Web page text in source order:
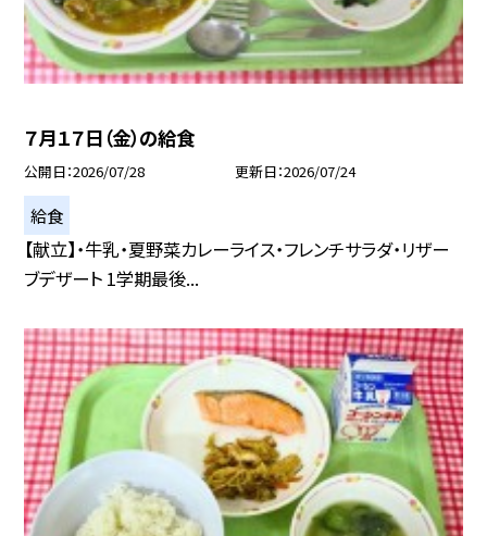
７月１７日（金）の給食
公開日 2026/07/28 更新日 2026/07/24
給食
【献立】・牛乳・夏野菜カレーライス・フレンチサラダ・リザー
ブデザート 1学期最後...